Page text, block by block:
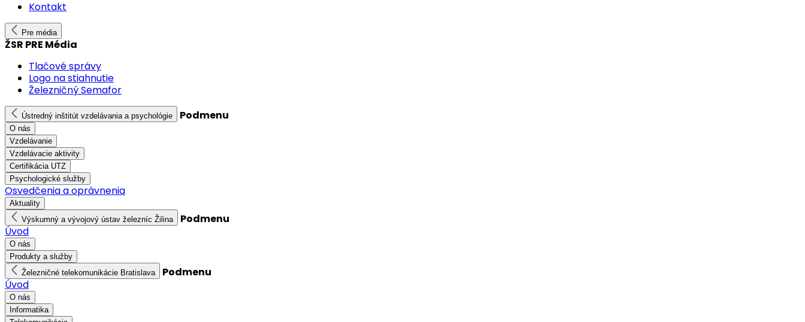
Kontakt
Pre média
ŽSR PRE Média
Tlačové správy
Logo na stiahnutie
Železničný Semafor
Ústredný inštitút vzdelávania a psychológie Podmenu
O nás
Vzdelávanie
Vzdelávacie aktivity
Certifikácia UTZ
Psychologické služby
Osvedčenia a oprávnenia
Aktuality
Výskumný a vývojový ústav železníc Žilina
Podmenu
Úvod
O nás
Produkty a služby
Železničné telekomunikácie Bratislava
Podmenu
Úvod
O nás
Informatika